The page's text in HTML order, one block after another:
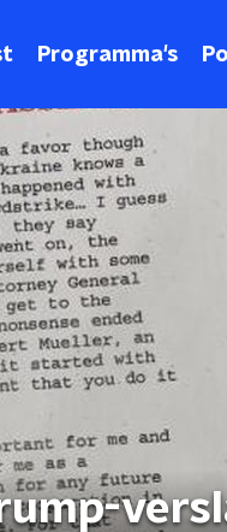
Programma's